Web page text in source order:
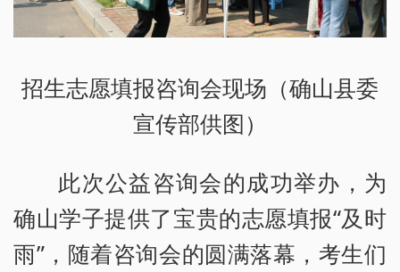
招生志愿填报咨询会现场（确山县委
宣传部供图）
此次公益咨询会的成功举办，为
确山学子提供了宝贵的志愿填报“及时
雨”，随着咨询会的圆满落幕，考生们